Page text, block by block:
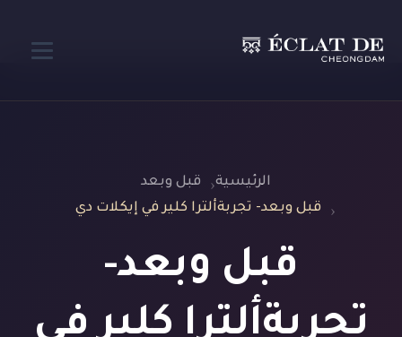
الرئيسية
قبل وبعد
قبل وبعد- تجربةألترا كلير في إيكلات دي
قبل وبعد-
تجربةألترا كلير في